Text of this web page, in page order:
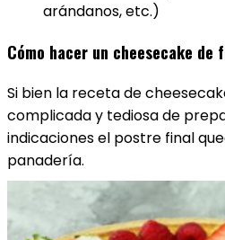
arándanos, etc.)
Cómo hacer un cheesecake de
Si bien la receta de
complicada y tediosa de
indicaciones el postre final
panadería.